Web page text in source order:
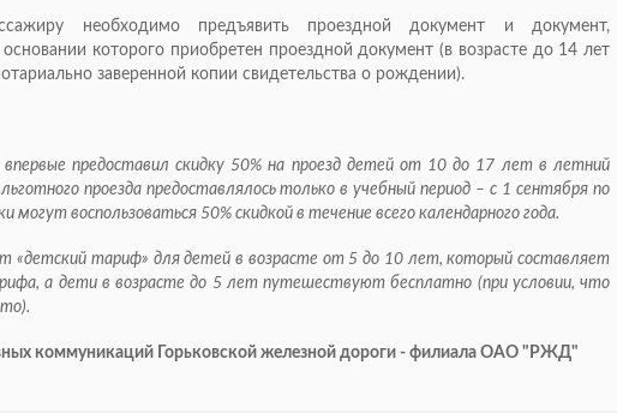
необходимо предъявить проездной документ и документ,
которого приобретен проездной документ (в возрасте до 14 лет
заверенной копии свидетельства о рождении).
предоставил скидку 50% на проезд детей от 10 до 17 лет в летний
проезда предоставлялось только в учебный период – с 1 сентября по
могут воспользоваться 50% скидкой в течение всего календарного года.
«детский тариф» для детей в возрасте от 5 до 10 лет, который составляет
а дети в возрасте до 5 лет путешествуют бесплатно (при условии, что
коммуникаций Горьковской железной дороги - филиала ОАО "РЖД"